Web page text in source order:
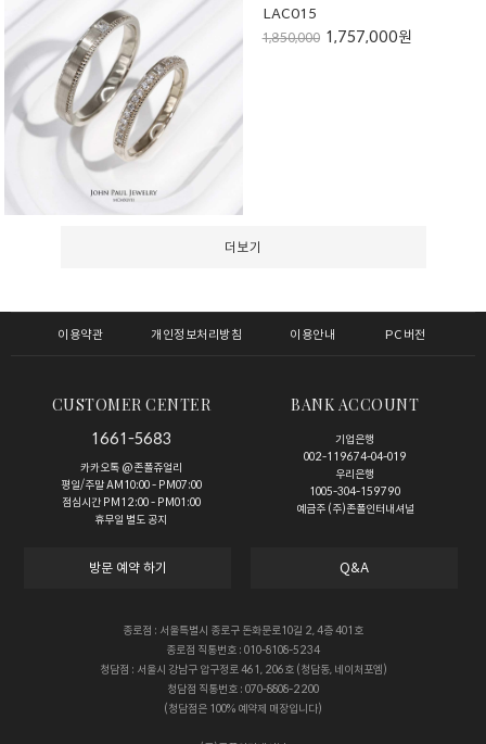
LAC015
1,850,000 1,757,000원
더보기
이용약관 개인정보처리방침 이용안내 PC버전
CUSTOMER CENTER
1661-5683
카카오톡 @존폴쥬얼리
평일/주말 AM10:00 - PM07:00
점심시간 PM12:00 - PM01:00
휴무일 별도 공지
BANK ACCOUNT
기업은행
002-119674-04-019
우리은행
1005-304-159790
예금주 (주)존폴인터내셔널
방문 예약 하기 Q&A
종로점 : 서울특별시 종로구 돈화문로10길 2, 4층 401호
종로점 직통번호 : 010-8108-5234
청담점 : 서울시 강남구 압구정로 461, 206호 (청담동, 네이처포엠)
청담점 직통번호 : 070-8808-2200
(청담점은 100% 예약제 매장입니다)